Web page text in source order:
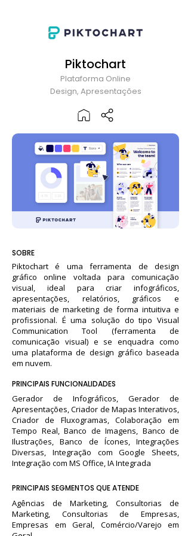
Piktochart
Plataforma Online
Design, Apresentações
SOBRE
Piktochart é uma ferramenta de design
gráfico online voltada para comunicação
visual, ideal para criar infográficos,
apresentações, relatórios, gráficos e
materiais de marketing de forma intuitiva e
profissional. É uma solução do tipo Visual
Communication Tool (ferramenta de
comunicação visual) e se enquadra como
uma plataforma de design gráfico baseada
em nuvem.
PRINCIPAIS FUNCIONALIDADES
Gerador de Infográficos, Gerador de
Apresentações, Criador de Mapas Interativos,
Criador de Fluxogramas, Colaboração em
Tempo Real, Banco de Imagens, Banco de
Ilustrações, Banco de Ícones, Integrações
Diversas, Integração com Google Sheets,
Integração com MS Office, IA Integrada
PRINCIPAIS SEGMENTOS QUE ATENDE
Agências de Marketing, Consultorias de
Marketing, Consultorias de Empresas,
Empresas em Geral, Comércio/Varejo em